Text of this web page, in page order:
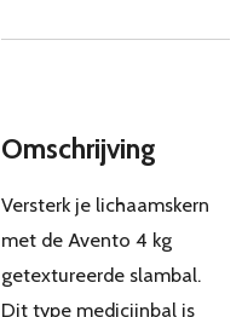
Omschrijving
Versterk je lichaamskern
met de Avento 4 kg
getextureerde slambal.
Dit type medicijnbal is